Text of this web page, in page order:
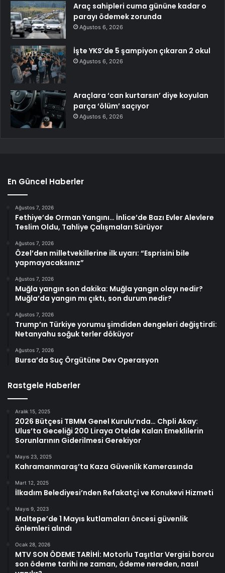
Araç sahipleri cuma gününe kadar o
parayı ödemek zorunda
Ağustos 6, 2026
İşte YKS’de 5 şampiyon çıkaran 2 okul
Ağustos 6, 2026
Araçlara ‘can kurtarsın’ diye koyulan
parça ‘ölüm’ saçıyor
Ağustos 6, 2026
En Güncel Haberler
Ağustos 7, 2026
Fethiye’de Orman Yangını… İnlice’de Bazı Evler Alevlere
Teslim Oldu, Tahliye Çalışmaları Sürüyor
Ağustos 7, 2026
Özel’den milletvekillerine ilk uyarı: “Esprisini bile
yapmayacaksınız”
Ağustos 7, 2026
Muğla yangın son dakika: Muğla yangın olayı nedir?
Muğla’da yangın mı çıktı, son durum nedir?
Ağustos 7, 2026
Trump’ın Türkiye yorumu şimdiden dengeleri değiştirdi:
Netanyahu soğuk terler döküyor
Ağustos 7, 2026
Bursa’da Suç Örgütüne Dev Operasyon
Rastgele Haberler
Aralık 15, 2025
2026 Bütçesi TBMM Genel Kurulu’nda… Chpli Akay:
Ulus’ta Geceliği 200 Liraya Otelde Kalan Emeklilerin
Sorunlarının Giderilmesi Gerekiyor
Mayıs 23, 2025
Kahramanmaraş’ta Kaza Güvenlik Kamerasında
Mart 12, 2025
İlkadım Belediyesi’nden Refakatçi ve Konukevi Hizmeti
Mayıs 9, 2023
Maltepe’de 1 Mayıs kutlamaları öncesi güvenlik
önlemleri alındı
Ocak 28, 2026
MTV SON ÖDEME TARİHİ: Motorlu Taşıtlar Vergisi borcu
son ödeme tarihi ne zaman, ödeme nereden, nasıl